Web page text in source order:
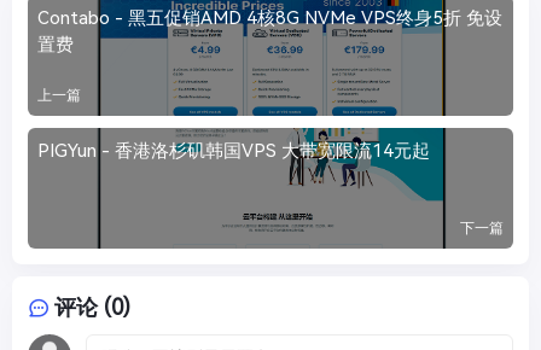
Contabo - 黑五促销AMD 4核8G NVMe VPS终身5折 免设
置费
上一篇
PIGYun - 香港洛杉矶韩国VPS 大带宽限流14元起
下一篇
评论 (0)